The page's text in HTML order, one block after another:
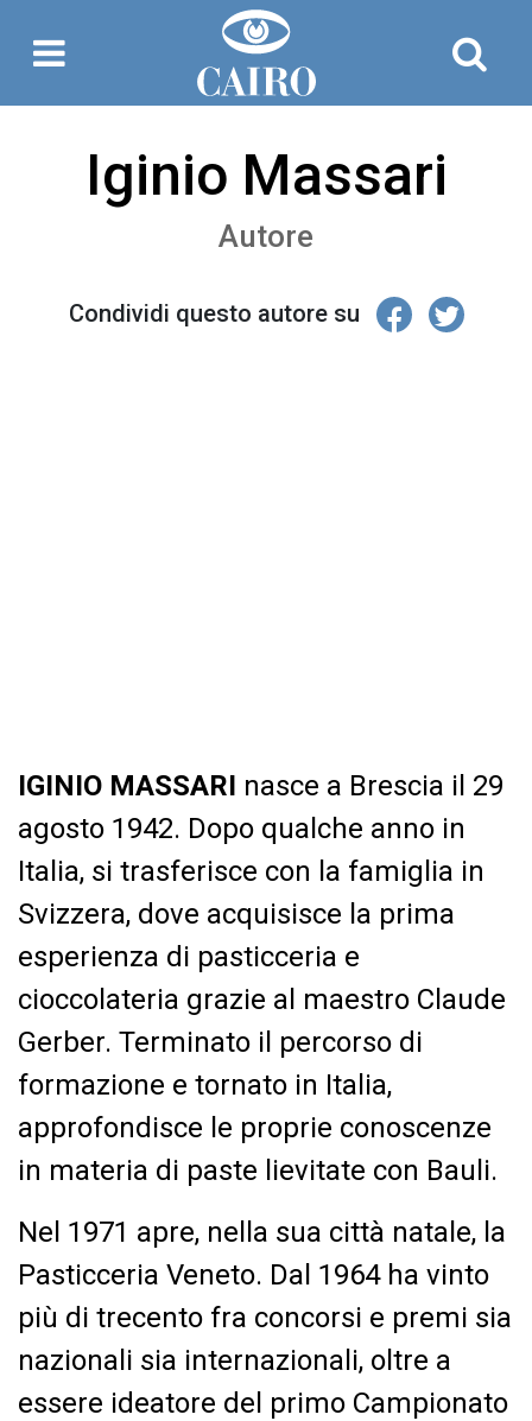
Iginio Massari
Autore
Condividi questo autore su
IGINIO MASSARI nasce a Brescia il 29
agosto 1942. Dopo qualche anno in
Italia, si trasferisce con la famiglia in
Svizzera, dove acquisisce la prima
esperienza di pasticceria e
cioccolateria grazie al maestro Claude
Gerber. Terminato il percorso di
formazione e tornato in Italia,
approfondisce le proprie conoscenze
in materia di paste lievitate con Bauli.
Nel 1971 apre, nella sua città natale, la
Pasticceria Veneto. Dal 1964 ha vinto
più di trecento fra concorsi e premi sia
nazionali sia internazionali, oltre a
essere ideatore del primo Campionato